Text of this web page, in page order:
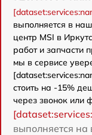
выполняется в
центр MSI в
работ и запчасти
мы в сервисе
стоить на -15%
через звонок или
выполняется на